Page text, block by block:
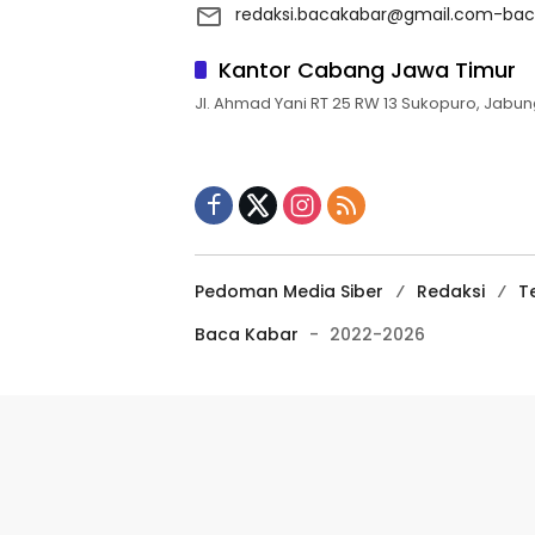
redaksi.bacakabar@gmail.com-
Kantor Cabang Jawa Timur
Jl. Ahmad Yani RT 25 RW 13 Sukopuro,
Pedoman Media Siber Redaksi
Baca Kabar - 2022-2026